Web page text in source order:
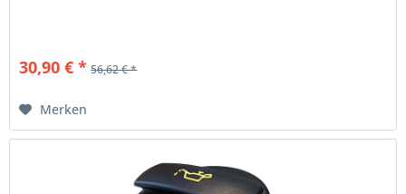
30,90 € * 56,62 € *
Merken